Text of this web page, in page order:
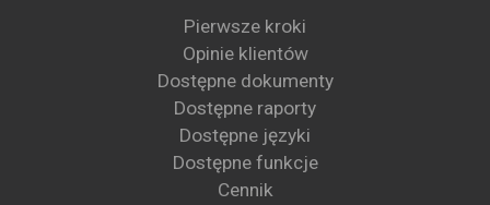
Pierwsze kroki
Opinie klientów
Dostępne dokumenty
Dostępne raporty
Dostępne języki
Dostępne funkcje
Cennik